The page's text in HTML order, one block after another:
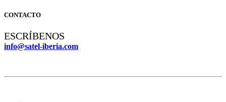
CONTACTO
ESCRÍBENOS
info@satel-iberia.com